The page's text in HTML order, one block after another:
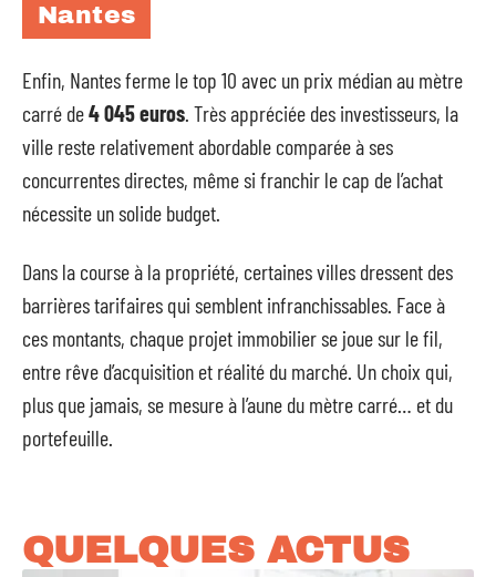
Nantes
Enfin, Nantes ferme le top 10 avec un prix médian au mètre
carré de4 045 euros. Très appréciée des investisseurs, la
ville reste relativement abordable comparée à ses
concurrentes directes, même si franchir le cap de l’achat
nécessite un solide budget.
Dans la course à la propriété, certaines villes dressent des
barrières tarifaires qui semblent infranchissables. Face à
ces montants, chaque projet immobilier se joue sur le fil,
entre rêve d’acquisition et réalité du marché. Un choix qui,
plus que jamais, se mesure à l’aune du mètre carré… et du
portefeuille.
QUELQUES ACTUS